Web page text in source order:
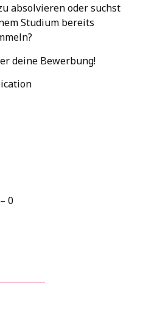
absolvieren oder suchst
Studium bereits
deine Bewerbung!
0